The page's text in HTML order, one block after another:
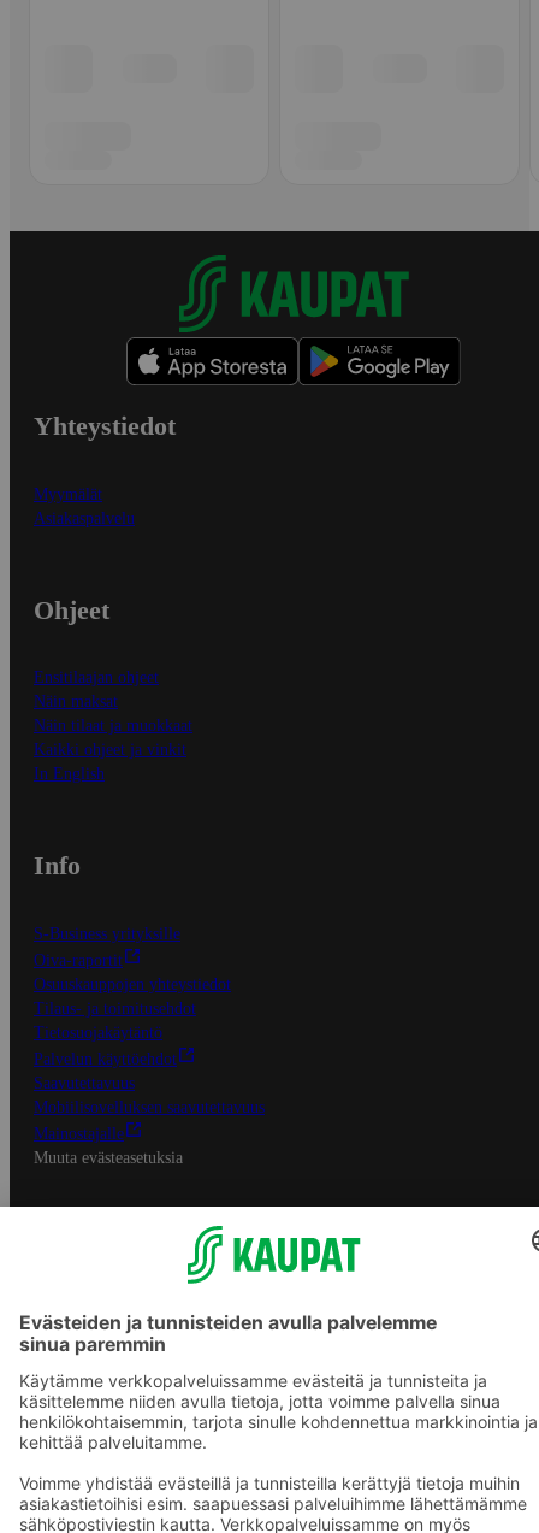
Yhteystiedot
Myymälät
Asiakaspalvelu
Ohjeet
Ensitilaajan ohjeet
Näin maksat
Näin tilaat ja muokkaat
Kaikki ohjeet ja vinkit
In English
Info
S-Business yrityksille
Oiva-raportit
Osuuskauppojen yhteystiedot
Tilaus- ja toimitusehdot
Tietosuojakäytäntö
Palvelun käyttöehdot
Saavutettavuus
Mobiilisovelluksen saavutettavuus
Mainostajalle
Muuta evästeasetuksia
S-ryhmän palvelut
S-ryhmä
Asiakasomistajuus
Yhteishyvä Ruoka -sovellus
S-ostoslista -sovellus
Prisma.fi
Sokos.fi
S-Pankki
Yhteishyvä